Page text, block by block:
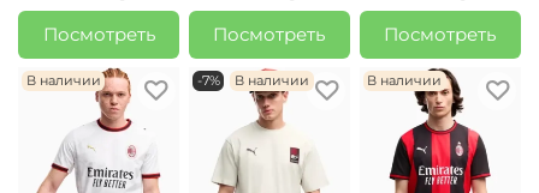
Посмотреть
Посмотреть
Посмотреть
В наличии -7% В наличии В наличии